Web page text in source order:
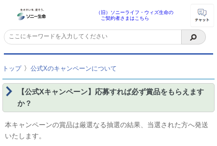
（旧）ソニーライフ・ウィズ生命の
ご契約者さまはこちら
トップ 〉 公式Xのキャンペーンについて
【公式Xキャンペーン】応募すれば必ず賞品をもらえます
か？
本キャンペーンの賞品は厳選なる抽選の結果、当選された方へ発送
いたします。